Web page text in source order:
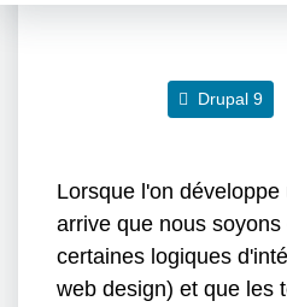
Drupal 9
Lorsque l'on
arrive que nous
certaines logiques
web design) et que les